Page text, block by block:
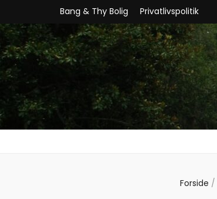
Bang & Thy Bolig Privatlivspolitik
Forside /